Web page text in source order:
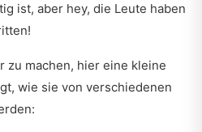
ist, aber hey, die Leute haben
zu machen, hier eine kleine
wie sie von verschiedenen